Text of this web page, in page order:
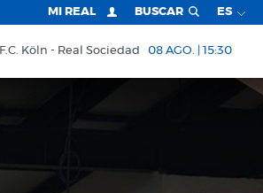
MI REAL BUSCAR ES
F.C. Köln Real Sociedad 08 AGO. | 15:30